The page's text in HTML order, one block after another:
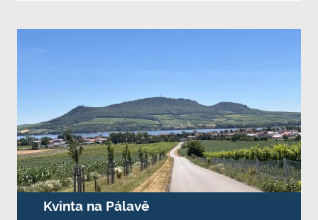
Kvinta na Pálavě